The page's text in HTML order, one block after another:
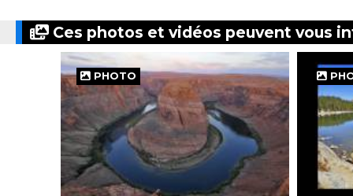
Ces photos et vidéos peuvent vous
PHOTO